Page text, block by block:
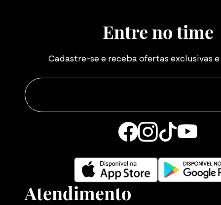
Entre no time
Cadastre-se e receba ofertas exclusivas
Atendimento